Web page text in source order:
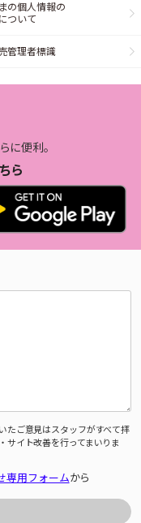
の個人情報の
ついて
管理者標識
に便利。
ら
たご意見はスタッフがすべて拝
サイト改善を行ってまいりま
専用フォームから